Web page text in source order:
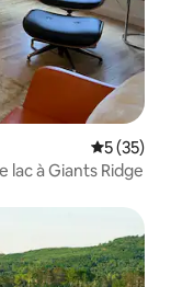
5 (35)
à Giants Ridge